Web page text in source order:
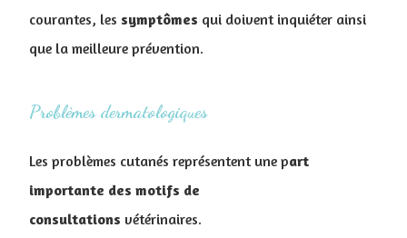
courantes, les symptômes qui doivent inquiéter ainsi
que la meilleure prévention.
Problèmes dermatologiques
Les problèmes cutanés représentent une part
importante des motifs de
consultations vétérinaires.